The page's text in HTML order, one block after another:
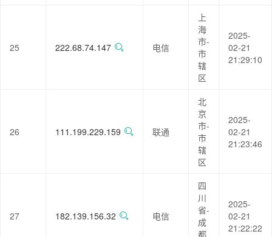
25 222.68.74.147 电信
上
海
市-
市
辖
区
2025-
02-21
21:29:10
26 111.199.229.159 联通
北
京
市-
市
辖
区
2025-
02-21
21:23:46
27 182.139.156.32 电信
四
川
省-
成
都
2025-
02-21
21:22:22